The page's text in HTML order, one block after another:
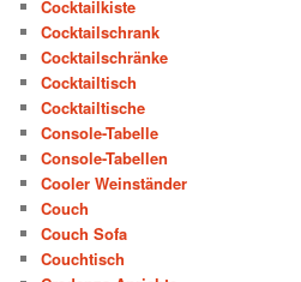
Cocktailkiste
Cocktailschrank
Cocktailschränke
Cocktailtisch
Cocktailtische
Console-Tabelle
Console-Tabellen
Cooler Weinständer
Couch
Couch Sofa
Couchtisch